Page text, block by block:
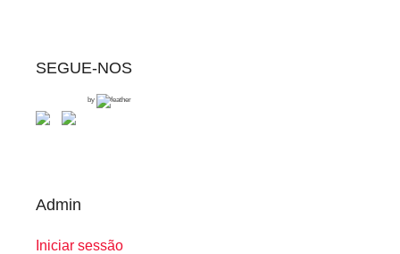
SEGUE-NOS
by
Admin
Iniciar sessão